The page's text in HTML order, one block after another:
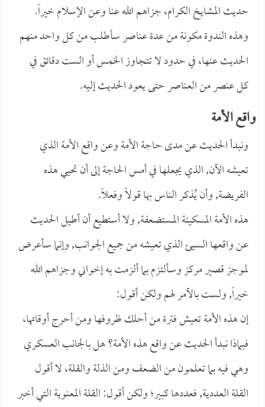
حديث المشايخ الكرام، جزاهم الله عنا وعن الإسلام خيراً.
وهذه الندوة مكونة من عدة عناصر سأطلب من كل واحد منهم
الحديث عنها، في حدود لا تتجاوز الخمس أو الست دقائق في
كل عنصر من العناصر حتى يعود الحديث إليه.
واقع الأمة
ونبدأ الحديث عن مدى حاجة الأمة وعن واقع الأمة الذي
تعيشه الآن, الذي يجعلها في أمس الحاجة إلى أن تحيي هذه
الفريضة, وأن يُذكر الناس بها قولاً وفعلاً.
هذه الأمة المسكينة المستضعفة, ولا أستطيع أن أطيل الحديث
عن واقعها السيئ الذي تعيشه من جميع الجوانب, وإنما سأعرض
لموجز قصير مركز وسألتزم بما ألزمت به إخواني وجزاهم الله
خيراً, ولست بالآمر لهم ولكن أقول:
إن هذه الأمة تعيش فترة من أحلك ظروفها ومن أحرج أوقاتها،
فبماذا نبدأ الحديث عن واقع هذه الأمة؟ هل بالجانب العسكري
وهي فيه بما تعلمون من الضعف ومن الذلة والقلة، لا أقول
القلة العددية, فعددها كبير؛ ولكن أقول: القلة المعنوية التي أخبر